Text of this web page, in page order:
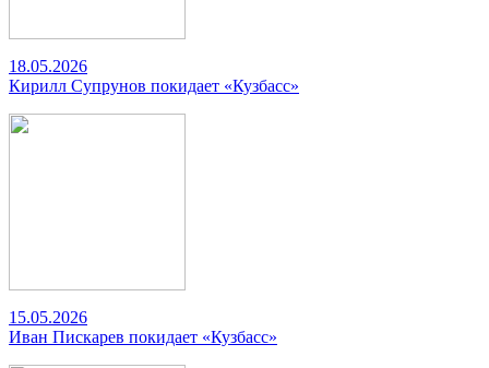
18.05.2026
Кирилл Супрунов покидает «Кузбасс»
15.05.2026
Иван Пискарев покидает «Кузбасс»